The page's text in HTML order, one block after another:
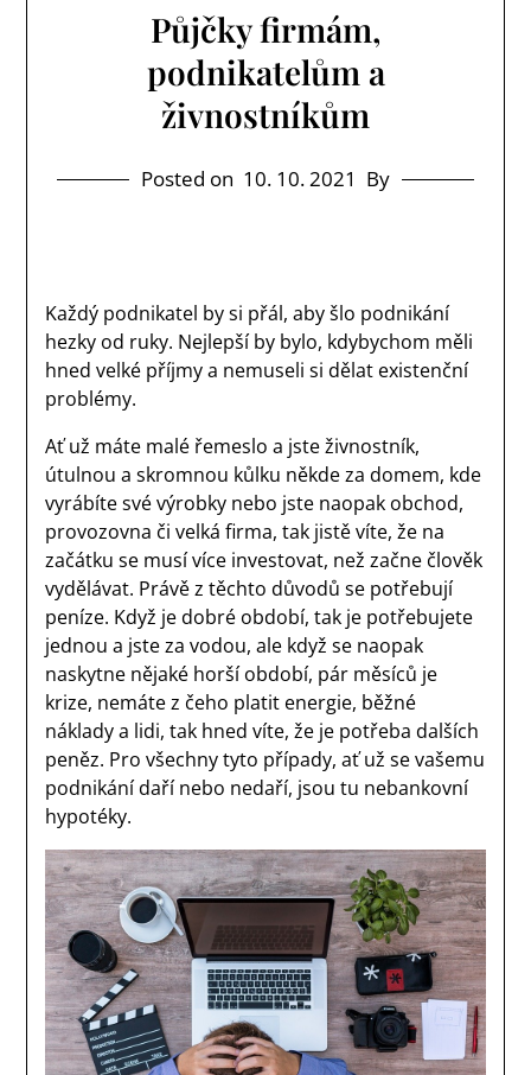
Půjčky firmám,
podnikatelům a
živnostníkům
Posted on 10. 10. 2021 By
Každý podnikatel by si přál, aby šlo podnikání
hezky od ruky. Nejlepší by bylo, kdybychom měli
hned velké příjmy a nemuseli si dělat existenční
problémy.
Ať už máte malé řemeslo a jste živnostník,
útulnou a skromnou kůlku někde za domem, kde
vyrábíte své výrobky nebo jste naopak obchod,
provozovna či velká firma, tak jistě víte, že na
začátku se musí více investovat, než začne člověk
vydělávat. Právě z těchto důvodů se potřebují
peníze. Když je dobré období, tak je potřebujete
jednou a jste za vodou, ale když se naopak
naskytne nějaké horší období, pár měsíců je
krize, nemáte z čeho platit energie, běžné
náklady a lidi, tak hned víte, že je potřeba dalších
peněz. Pro všechny tyto případy, ať už se vašemu
podnikání daří nebo nedaří, jsou tu nebankovní
hypotéky.